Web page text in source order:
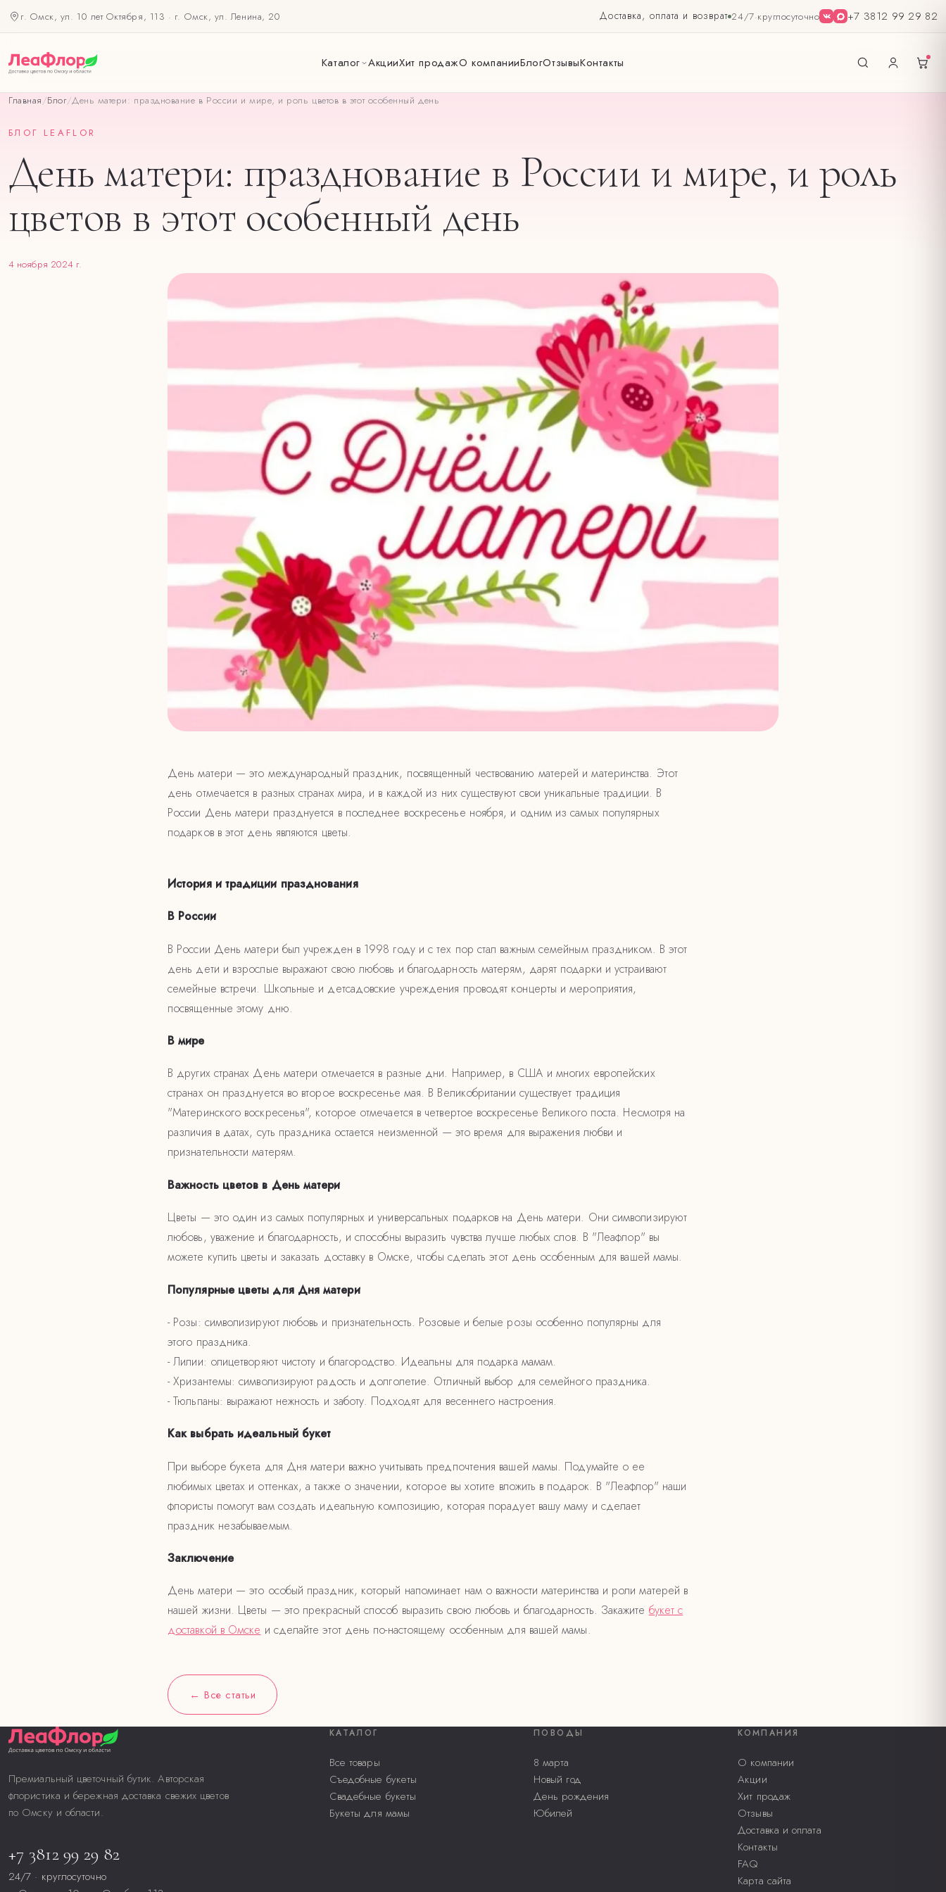
г. Омск, ул. 10 лет Октября, 113 · г. Омск, ул. Ленина, 20 Доставка, оплата и возврат 24/7·круглосуточно +7 3812 99 29 82
Каталог АкцииХит продажО компанииБлогОтзывыКонтакты
Главная/Блог/День матери: празднование в России и мире, и роль цветов в этот особенный день
БЛОГ LEAFLOR
День матери: празднование в России и мире, и роль
цветов в этот особенный день
4 ноября 2024 г.
День матери — это международный праздник, посвященный чествованию матерей и материнства. Этот
день отмечается в разных странах мира, и в каждой из них существуют свои уникальные традиции. В
России День матери празднуется в последнее воскресенье ноября, и одним из самых популярных
подарков в этот день являются цветы.
История и традиции празднования
В России
В России День матери был учрежден в 1998 году и с тех пор стал важным семейным праздником. В этот
день дети и взрослые выражают свою любовь и благодарность матерям, дарят подарки и устраивают
семейные встречи. Школьные и детсадовские учреждения проводят концерты и мероприятия,
посвященные этому дню.
В мире
В других странах День матери отмечается в разные дни. Например, в США и многих европейских
странах он празднуется во второе воскресенье мая. В Великобритании существует традиция
"Материнского воскресенья", которое отмечается в четвертое воскресенье Великого поста. Несмотря на
различия в датах, суть праздника остается неизменной — это время для выражения любви и
признательности матерям.
Важность цветов в День матери
Цветы — это один из самых популярных и универсальных подарков на День матери. Они символизируют
любовь, уважение и благодарность, и способны выразить чувства лучше любых слов. В "Леафлор" вы
можете купить цветы и заказать доставку в Омске, чтобы сделать этот день особенным для вашей мамы.
Популярные цветы для Дня матери
- Розы: символизируют любовь и признательность. Розовые и белые розы особенно популярны для
этого праздника.
- Лилии: олицетворяют чистоту и благородство. Идеальны для подарка мамам.
- Хризантемы: символизируют радость и долголетие. Отличный выбор для семейного праздника.
- Тюльпаны: выражают нежность и заботу. Подходят для весеннего настроения.
Как выбрать идеальный букет
При выборе букета для Дня матери важно учитывать предпочтения вашей мамы. Подумайте о ее
любимых цветах и оттенках, а также о значении, которое вы хотите вложить в подарок. В "Леафлор" наши
флористы помогут вам создать идеальную композицию, которая порадует вашу маму и сделает
праздник незабываемым.
Заключение
День матери — это особый праздник, который напоминает нам о важности материнства и роли матерей в
нашей жизни. Цветы — это прекрасный способ выразить свою любовь и благодарность. Закажите букет с
доставкой в Омске и сделайте этот день по-настоящему особенным для вашей мамы.
← Все статьи
Премиальный цветочный бутик. Авторская
флористика и бережная доставка свежих цветов
по Омску и области.
+7 3812 99 29 82
24/7 · круглосуточно
КАТАЛОГ
Все товары
Съедобные букеты
Свадебные букеты
Букеты для мамы
ПОВОДЫ
8 марта
Новый год
День рождения
Юбилей
КОМПАНИЯ
О компании
Акции
Хит продаж
Отзывы
Доставка и оплата
Контакты
FAQ
Карта сайта